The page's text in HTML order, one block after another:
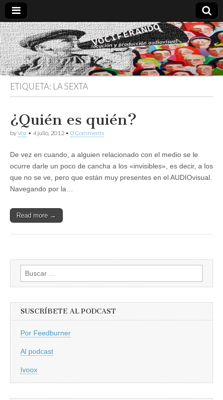
Vociferando
Comunicación,
Locucion y
Producción
Audiovisual
ETIQUETA: LA SEXTA
¿Quién es quién?
byVoz • 4 julio, 2012 • 0 Comments
De vez en cuando, a alguien relacionado con el medio se le
ocurre darle un poco de cancha a los «invisibles», es decir, a los
que no se ve, pero que están muy presentes en el AUDIOvisual.
Navegando por la…
Read more →
Buscar:
SUSCRÍBETE AL PODCAST
Por Feedburner
Al podcast
Ivoox